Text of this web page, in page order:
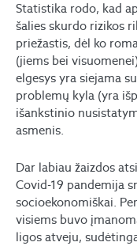
Statistika rodo, kad
šalies skurdo rizikos
priežastis, dėl ko
(jiems bei
elgesys yra siejama
problemų kyla (yra
išankstinio
asmenis.
Dar labiau žaizdos
Covid-19 pandemija
socioekonomiškai.
visiems buvo
ligos atveju,